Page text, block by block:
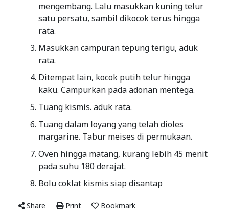
mengembang. Lalu masukkan kuning telur
satu persatu, sambil dikocok terus hingga
rata.
Masukkan campuran tepung terigu, aduk
rata.
Ditempat lain, kocok putih telur hingga
kaku. Campurkan pada adonan mentega.
Tuang kismis. aduk rata.
Tuang dalam loyang yang telah dioles
margarine. Tabur meises di permukaan.
Oven hingga matang, kurang lebih 45 menit
pada suhu 180 derajat.
Bolu coklat kismis siap disantap
Share Print Bookmark